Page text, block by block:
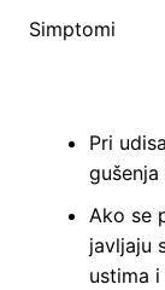
Simptomi
Pri
gušenja
Ako se
javljaju
ustima i